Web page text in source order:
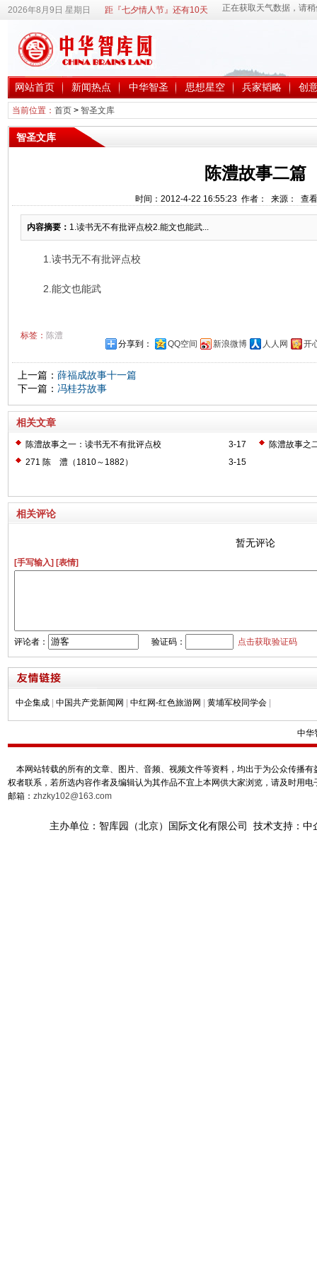
2026年8月9日 星期日 距『七夕情人节』还有10天
网站首页 新闻热点 中华智圣 思想星空 兵家韬略 创
当前位置： 首页> 智圣文库
智圣文库
陈澧故事二篇
时间：2012-4-22 16:55:23 作者： 来源： 查
内容摘要： 1.读书无不有批评点校2.能文也能武...
1.读书无不有批评点校
2.能文也能武
标签： 陈澧
分享到：
QQ空间 新浪微博 人人网 开
上一篇： 薛福成故事十一篇
下一篇： 冯桂芬故事
相关文章
3-17
陈澧故事之一：读书无不有批评点校
陈澧故事之
3-15
271 陈 澧（1810～1882）
相关评论
暂无评论
[手写输入] [表情]
评论者： 验证码： 点击获取验证码
中企集成 | 中国共产党新闻网 | 中红网-红色旅游网 | 黄埔军校同学会 |
中华
本网站转载的所有的文章、图片、音频、视频文件等资料，均出于为公众传播
权者联系，若所选内容作者及编辑认为其作品不宜上本网供大家浏览，请及时用
邮箱： zhzky102@163.com
主办单位：智库园（北京）国际文化有限公司 技术支持：